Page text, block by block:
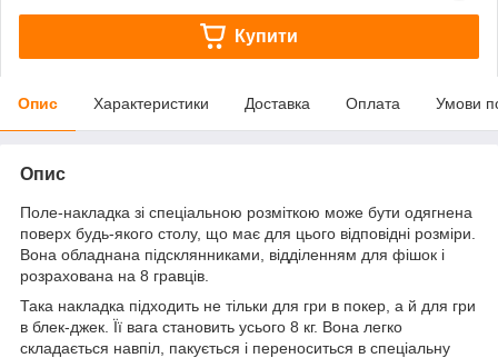
Купити
Опис Характеристики Доставка Оплата Умови
Опис
Поле-накладка зі спеціальною розміткою може бути одягнена
поверх будь-якого столу, що має для цього відповідні розміри.
Вона обладнана підсклянниками, відділенням для фішок і
розрахована на 8 гравців.
Така накладка підходить не тільки для гри в покер, а й для гри
в блек-джек. Її вага становить усього 8 кг. Вона легко
складається навпіл, пакується і переноситься в спеціальну